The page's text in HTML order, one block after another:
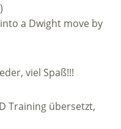
a Dwight move by
viel Spaß!!!
Training übersetzt,